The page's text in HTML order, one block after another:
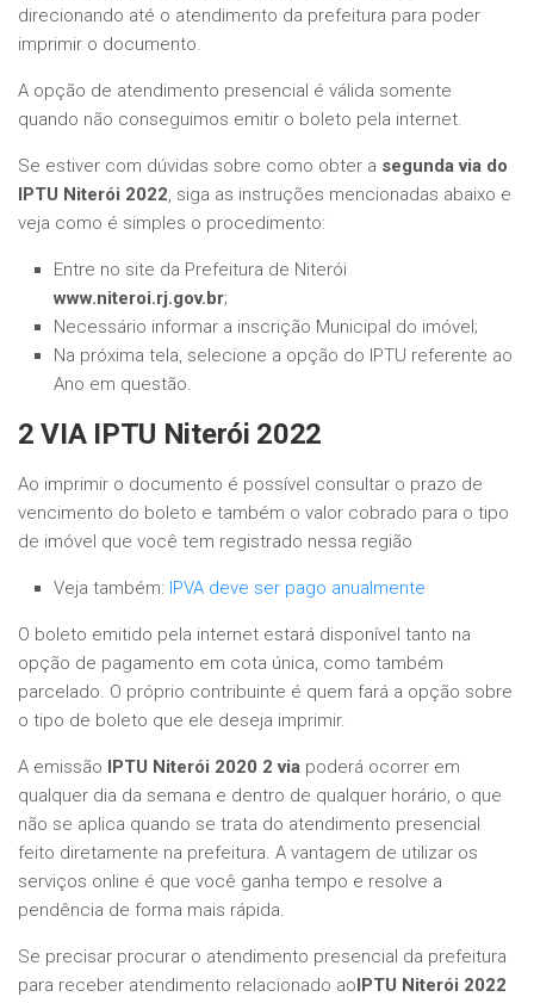
direcionando até o atendimento da prefeitura para poder
imprimir o documento.
A opção de atendimento presencial é válida somente
quando não conseguimos emitir o boleto pela internet.
Se estiver com dúvidas sobre como obter a segunda via do
IPTU Niterói 2022, siga as instruções mencionadas abaixo e
veja como é simples o procedimento:
Entre no site da Prefeitura de Niterói
www.niteroi.rj.gov.br;
Necessário informar a inscrição Municipal do imóvel;
Na próxima tela, selecione a opção do IPTU referente ao
Ano em questão.
2 VIA IPTU Niterói 2022
Ao imprimir o documento é possível consultar o prazo de
vencimento do boleto e também o valor cobrado para o tipo
de imóvel que você tem registrado nessa região
Veja também: IPVA deve ser pago anualmente
O boleto emitido pela internet estará disponível tanto na
opção de pagamento em cota única, como também
parcelado. O próprio contribuinte é quem fará a opção sobre
o tipo de boleto que ele deseja imprimir.
A emissão IPTU Niterói 2020 2 via poderá ocorrer em
qualquer dia da semana e dentro de qualquer horário, o que
não se aplica quando se trata do atendimento presencial
feito diretamente na prefeitura. A vantagem de utilizar os
serviços online é que você ganha tempo e resolve a
pendência de forma mais rápida.
Se precisar procurar o atendimento presencial da prefeitura
para receber atendimento relacionado ao IPTU Niterói 2022